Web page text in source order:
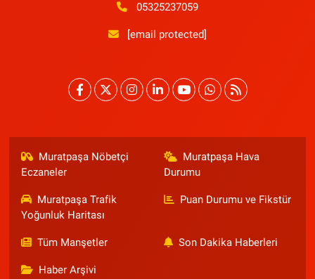
05325237059
[email protected]
Muratpaşa Nöbetçi
Eczaneler
Muratpaşa Hava
Durumu
Muratpaşa Trafik
Yoğunluk Haritası
Puan Durumu ve Fikstür
Tüm Manşetler Son Dakika Haberleri
Haber Arşivi